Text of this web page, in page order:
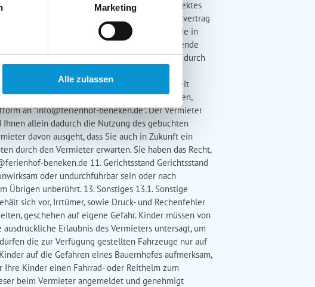
Marketing
Alle zulassen
Bei vertragswidrigem Gebrauch des Mietobjektes
Gründen kann der Vermieter den Mietvertrag
das Mietobjekt anderweitig vermietet. Für die in
Bitte denken Sie an eine dementsprechende
das Wetter sehr schnell ändern kann und z. B. durch
Ferienwohnungen und Ferienhäusern nicht
ins FehMare frei. Der Eintritt ist in dieser Zeit
Datenverantwortliche ist der Ferienhof Beneken,
an "info@ferienhof-beneken.de". Der Vermieter
allein dadurch die Nutzung des gebuchten
davon ausgeht, dass Sie auch in Zukunft ein
durch den Vermieter erwarten. Sie haben das Recht,
beneken.de 11. Gerichtsstand Gerichtsstand
oder undurchführbar sein oder nach
Übrigen unberührt. 13. Sonstiges 13.1. Sonstige
sich vor, Irrtümer, sowie Druck- und Rechenfehler
geschehen auf eigene Gefahr. Kinder müssen von
Erlaubnis des Vermieters untersagt, um
die zur Verfügung gestellten Fahrzeuge nur auf
auf die Gefahren eines Bauernhofes aufmerksam,
Ihre Kinder einen Fahrrad- oder Reithelm zum
beim Vermieter angemeldet und genehmigt